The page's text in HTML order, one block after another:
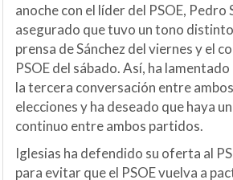
anoche con el líder del PSOE, Pedro
asegurado que tuvo un tono
prensa de Sánchez del viernes y el
PSOE del sábado. Así, ha
la tercera conversación entre
elecciones y ha deseado que haya
continuo entre ambos partidos.
Iglesias ha defendido su oferta al
para evitar que el PSOE vuelva a